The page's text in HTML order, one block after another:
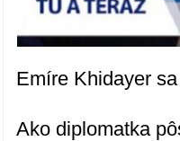
Emíre Khidayer
Ako diplomatka